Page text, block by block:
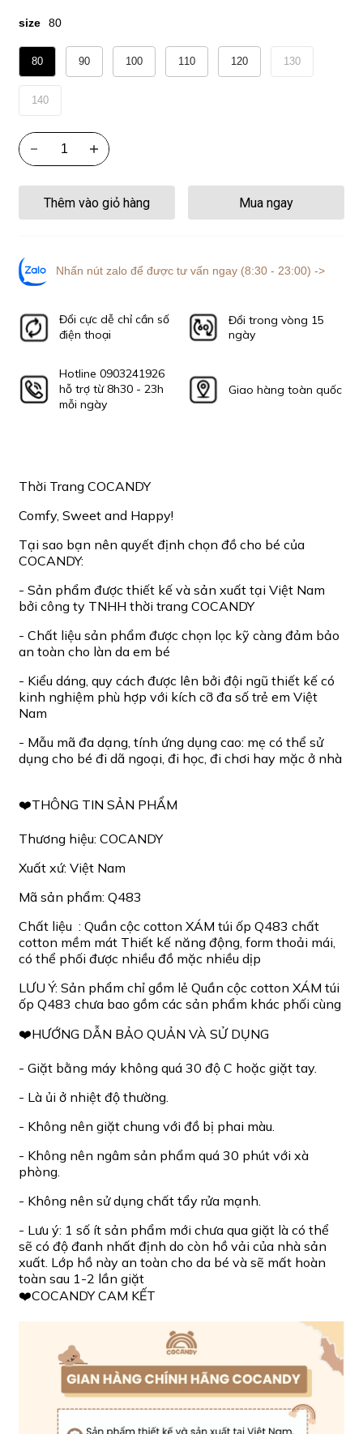
size 80
80 90 100 110 120 130
140
Đổi cực dễ chỉ cần số
điện thoại
Hotline 0903241926
hỗ trợ từ 8h30 - 23h
mỗi ngày
Đổi trong vòng 15
ngày
Giao hàng toàn quốc
Nhấn nút zalo để được tư vấn ngay (8:30 - 23:00) ->
Mua ngay
Thêm vào giỏ hàng
Thời Trang COCANDY
Comfy, Sweet and Happy!
Tại sao bạn nên quyết định chọn đồ cho bé của
COCANDY:
- Sản phẩm được thiết kế và sản xuất tại Việt Nam
bởi công ty TNHH thời trang COCANDY
- Chất liệu sản phẩm được chọn lọc kỹ càng đảm bảo
an toàn cho làn da em bé
- Kiểu dáng, quy cách được lên bởi đội ngũ thiết kế có
kinh nghiệm phù hợp với kích cỡ đa số trẻ em Việt
Nam
- Mẫu mã đa dạng, tính ứng dụng cao: mẹ có thể sử
dụng cho bé đi dã ngoại, đi học, đi chơi hay mặc ở nhà
❤️THÔNG TIN SẢN PHẨM
Thương hiệu: COCANDY
Xuất xứ: Việt Nam
Mã sản phẩm: Q483
Chất liệu : Quần cộc cotton XÁM túi ốp Q483 chất
cotton mềm mát Thiết kế năng động, form thoải mái,
có thể phối được nhiều đồ mặc nhiều dịp
LƯU Ý: Sản phẩm chỉ gồm lẻ Quần cộc cotton XÁM túi
ốp Q483 chưa bao gồm các sản phẩm khác phối cùng
❤️HƯỚNG DẪN BẢO QUẢN VÀ SỬ DỤNG
- Giặt bằng máy không quá 30 độ C hoặc giặt tay.
- Là ủi ở nhiệt độ thường.
- Không nên giặt chung với đồ bị phai màu.
- Không nên ngâm sản phẩm quá 30 phút với xà
phòng.
- Không nên sử dụng chất tẩy rửa mạnh.
- Lưu ý: 1 số ít sản phẩm mới chưa qua giặt là có thể
sẽ có độ đanh nhất định do còn hồ vải của nhà sản
xuất. Lớp hồ này an toàn cho da bé và sẽ mất hoàn
toàn sau 1-2 lần giặt
❤️COCANDY CAM KẾT